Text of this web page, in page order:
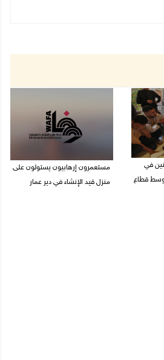
في
قطاع
مستعمرون إرهابيون يستولون على
منزل قيد الإنشاء في دير عمار